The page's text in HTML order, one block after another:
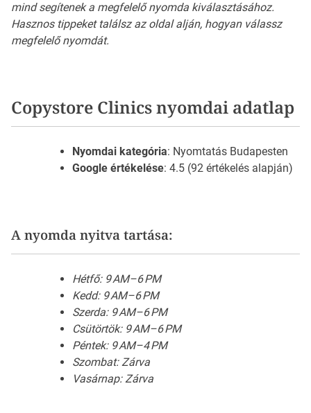
mind segítenek a megfelelő nyomda kiválasztásához.
Hasznos tippeket találsz az oldal alján, hogyan válassz
megfelelő nyomdát.
Copystore Clinics nyomdai adatlap
Nyomdai kategória: Nyomtatás Budapesten
Google értékelése: 4.5 (92 értékelés alapján)
A nyomda nyitva tartása:
Hétfő: 9 AM–6 PM
Kedd: 9 AM–6 PM
Szerda: 9 AM–6 PM
Csütörtök: 9 AM–6 PM
Péntek: 9 AM–4 PM
Szombat: Zárva
Vasárnap: Zárva